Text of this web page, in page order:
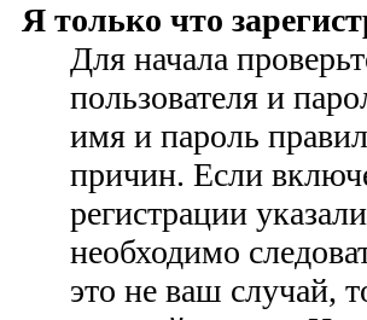
Я только что
Для начала
пользователя и
имя и пароль
причин. Если
регистрации
необходимо
это не ваш случай,